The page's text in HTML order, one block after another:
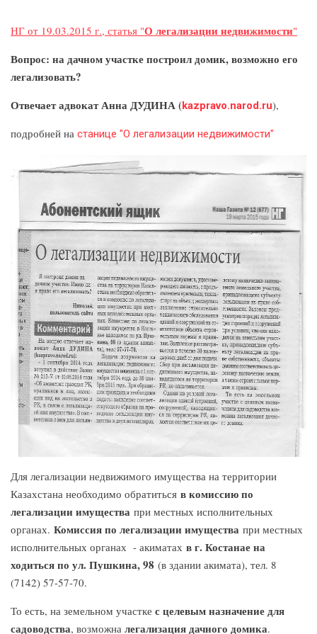
НГ от 19.03.2015 г., статья "О легализации недвижимости"
Вопрос: на дачном участке построил домик, возможно его
легализовать?
Отвечает адвокат Анна ДУДИНА (kazpravo.narod.ru),
подробней на станице "О легализации недвижимости"
Для легализации недвижимого имущества на территории
Казахстана необходимо обратиться в комиссию по
легализации имущества при местных исполнительных
органах. Комиссия по легализации имущества при местных
исполнительных органах - акиматах в г. Костанае на
ходиться по ул. Пушкина, 98 (в здании акимата), тел. 8
(7142) 57-57-70.
То есть, на земельном участке с целевым назначение для
садоводства, возможна легализация дачного домика.